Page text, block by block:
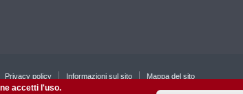
Privacy policy Informazioni sul sito Mappa del sito
accetti l'uso.